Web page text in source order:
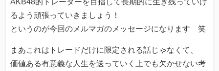
るよう頑張っていきましょう！
というのが今回のメルマガのメッセージになります 笑
まあこれはトレードだけに限定される話じゃなくて、
価値ある有意義な人生を送っていく上でも欠かせない考